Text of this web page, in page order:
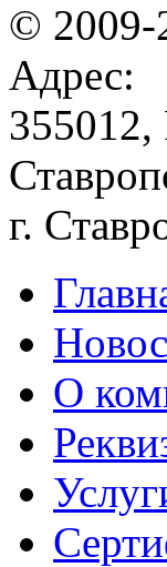
© 2009-
Адрес:
355012,
г.
О